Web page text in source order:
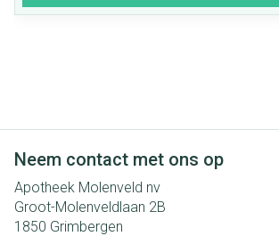
Neem contact met ons op
Apotheek Molenveld nv
Groot-Molenveldlaan 2B
1850 Grimbergen